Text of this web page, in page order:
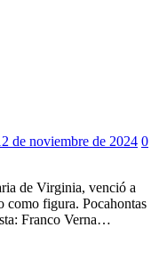
de noviembre de 2024 0
de Virginia, venció a
como figura. Pocahontas
Franco Verna…